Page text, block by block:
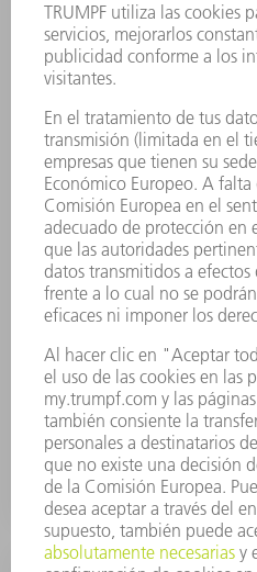
Red láser TRUMPF
La red láser le permite
Su láser divide su potencia
bien les suministra de forma
Esto le permite incluso
aplicaciones, tales como